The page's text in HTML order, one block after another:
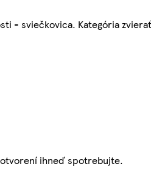
- sviečkovica. Kategória
otvorení ihneď spotrebujte.